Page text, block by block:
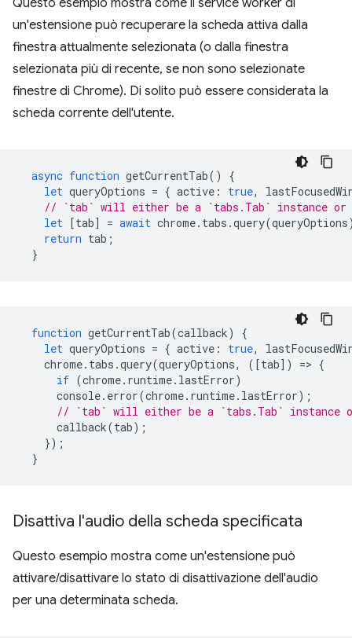
Questo esempio mostra come il service worker di
un'estensione può recuperare la scheda attiva dalla
finestra attualmente selezionata (o dalla finestra
selezionata più di recente, se non sono selezionate
finestre di Chrome). Di solito può essere considerata la
scheda corrente dell'utente.
async function getCurrentTab()
{
let queryOptions = { active : true,
// `tab` will either be a `tabs.Tab` instance or
let [tab] = await chrome. tabs .query(queryOptions
return tab ;
}
function getCurrentTab(callback)
{
let queryOptions = { active : true,
chrome. tabs .query(queryOptions, ([tab]) => {
if (chrome. runtime. lastError)
console. error(chrome. runtime. lastError);
// `tab` will either be a `tabs.Tab` instance
callback(tab);
});
}
Disattiva l'audio della scheda specificata
Questo esempio mostra come un'estensione può
attivare/disattivare lo stato di disattivazione dell'audio
per una determinata scheda.